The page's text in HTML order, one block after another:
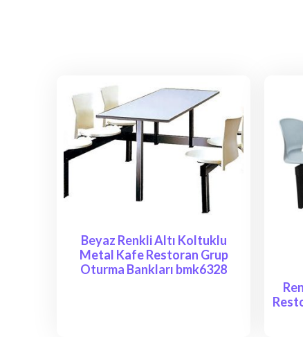
Beyaz Renkli Altı Koltuklu
Metal Kafe Restoran Grup
Oturma Bankları bmk6328